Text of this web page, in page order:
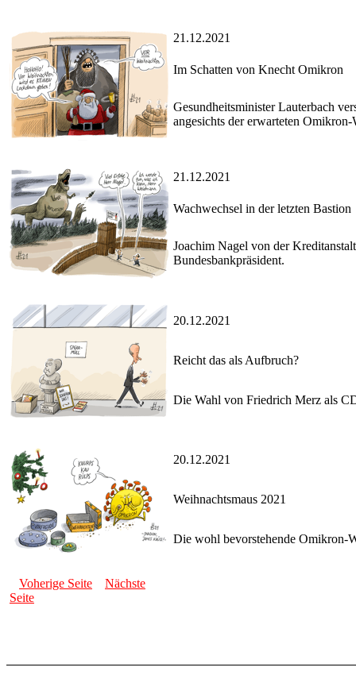
21.12.2021
Im Schatten von Knecht Omikron
Gesundheitsminister Lauterbach
angesichts der erwarteten
21.12.2021
Wachwechsel in der letzten Bastion
Joachim Nagel von der
Bundesbankpräsident.
20.12.2021
Reicht das als Aufbruch?
Die Wahl von Friedrich Merz als
20.12.2021
Weihnachtsmaus 2021
Die wohl bevorstehende Omikron-
Voherige Seite
Nächste
Seite